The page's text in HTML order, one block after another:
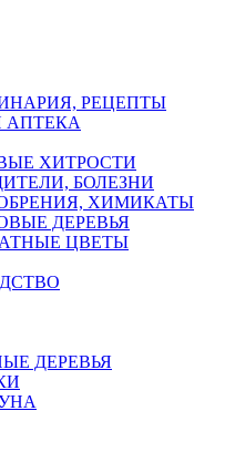
РЕЦЕПТЫ
АПТЕКА
ХИТРОСТИ
БОЛЕЗНИ
ХИМИКАТЫ
ДЕРЕВЬЯ
ЦВЕТЫ
ДЕРЕВЬЯ